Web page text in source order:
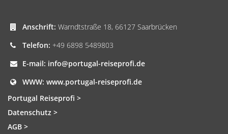
Anschrift: Warndtstraße 18, 66127 Saarbrücken
Telefon: +49 6898 5489803
E-mail: info@portugal-reiseprofi.de
WWW: www.portugal-reiseprofi.de
Portugal Reiseprofi >
Datenschutz >
AGB >